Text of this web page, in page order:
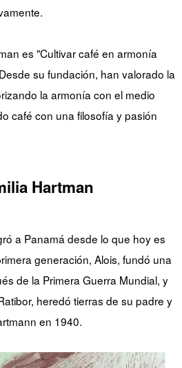
es "Cultivar café en armonía
su fundación, han valorado la
la armonía con el medio
café con una filosofía y pasión
Hartman
a Panamá desde lo que hoy es
generación, Alois, fundó una
de la Primera Guerra Mundial, y
heredó tierras de su padre y
en 1940.